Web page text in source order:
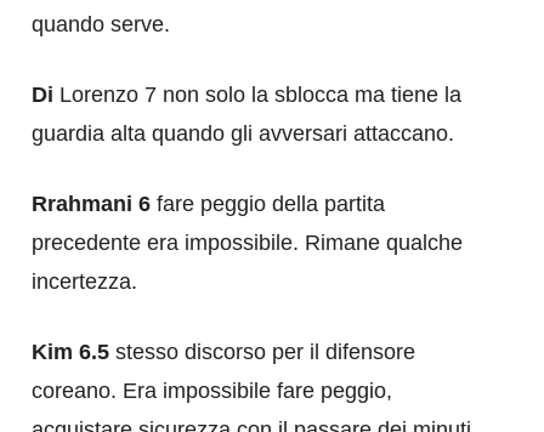
quando serve.
Di Lorenzo 7 non solo la sblocca ma tiene la
guardia alta quando gli avversari attaccano.
Rrahmani 6 fare peggio della partita
precedente era impossibile. Rimane qualche
incertezza.
Kim 6.5 stesso discorso per il difensore
coreano. Era impossibile fare peggio,